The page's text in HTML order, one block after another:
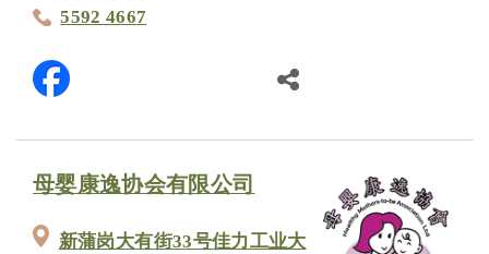
5592 4667
母婴康逸协会有限公司
新蒲岗大有街33号佳力工业大